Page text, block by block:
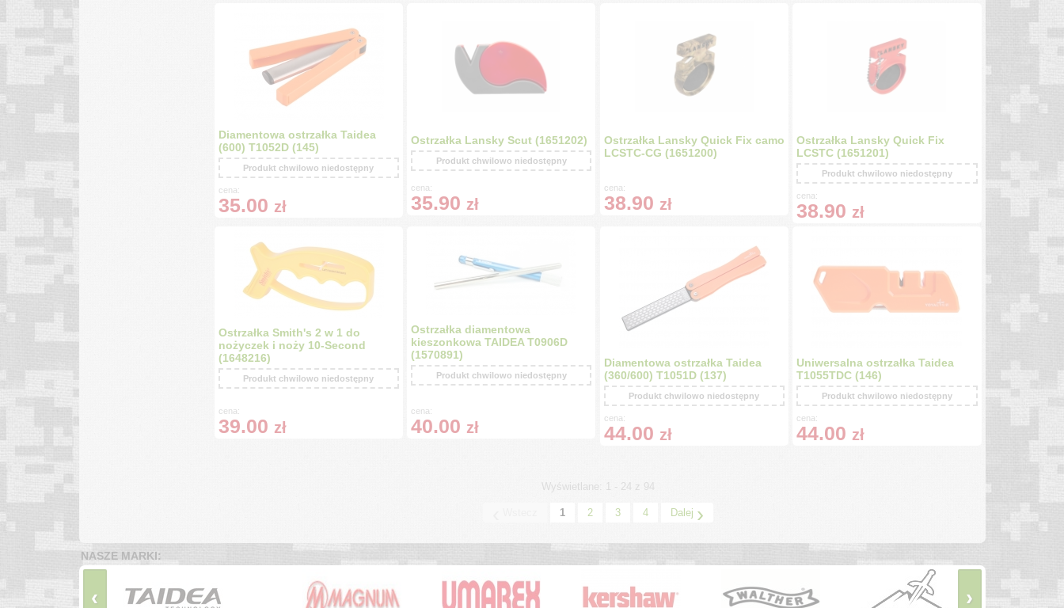
Diamentowa ostrzałka Taidea
(600) T1052D (145)
Produkt chwilowo niedostępny
cena:
35.00 zł
Ostrzałka Lansky Scut (1651202)
Produkt chwilowo niedostępny
cena:
35.90 zł
Ostrzałka Lansky Quick Fix camo
LCSTC-CG (1651200)
cena:
38.90 zł
Ostrzałka Lansky Quick Fix
LCSTC (1651201)
Produkt chwilowo niedostępny
cena:
38.90 zł
Ostrzałka Smith's 2 w 1 do
nożyczek i noży 10-Second
(1648216)
Produkt chwilowo niedostępny
cena:
39.00 zł
Ostrzałka diamentowa
kieszonkowa TAIDEA T0906D
(1570891)
Produkt chwilowo niedostępny
cena:
40.00 zł
Diamentowa ostrzałka Taidea
(360/600) T1051D (137)
Produkt chwilowo niedostępny
cena:
44.00 zł
Uniwersalna ostrzałka Taidea
T1055TDC (146)
Produkt chwilowo niedostępny
cena:
44.00 zł
Wyświetlane: 1 - 24 z 94
1 2 3 4 Dalej ›
NASZE MARKI:
‹ ›